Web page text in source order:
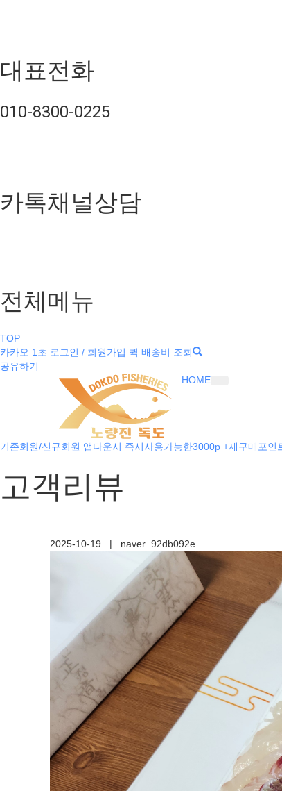
대표전화
010-8300-0225
카톡채널상담
전체메뉴
TOP
카카오 1초 로그인 / 회원가입 퀵 배송비 조회
공유하기
HOME
기존회원/신규회원 앱다운시 즉시사용가능한3000p +재구매포
고객리뷰
2025-10-19 | naver_92db092e